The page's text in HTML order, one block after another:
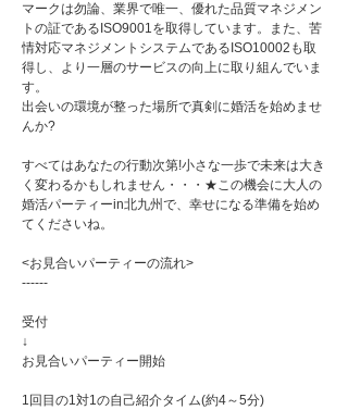
マークは勿論、業界で唯一、優れた品質マネジメン
トの証であるISO9001を取得しています。また、苦
情対応マネジメントシステムであるISO10002も取
得し、より一層のサービスの向上に取り組んでいま
す。
出会いの環境が整った場所で真剣に婚活を始めませ
んか?
すべてはあなたの行動次第!小さな一歩で未来は大き
く変わるかもしれません・・・★この機会に大人の
婚活パーティーin北九州で、幸せになる準備を始め
てくださいね。
<お見合いパーティーの流れ>
------
受付
↓
お見合いパーティー開始
1回目の1対1の自己紹介タイム(約4～5分)